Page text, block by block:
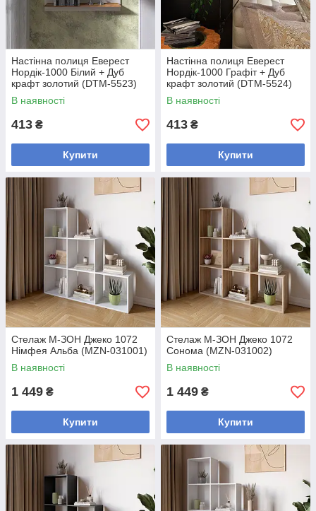
Настінна полиця Еверест
Нордік-1000 Білий + Дуб
крафт золотий (DTM-5523)
В наявності
413 ₴
Купити
Настінна полиця Еверест
Нордік-1000 Графіт + Дуб
крафт золотий (DTM-5524)
В наявності
413 ₴
Купити
Стелаж М-ЗОН Джеко 1072
Німфея Альба (MZN-031001)
В наявності
1 449 ₴
Купити
Стелаж М-ЗОН Джеко 1072
Сонома (MZN-031002)
В наявності
1 449 ₴
Купити